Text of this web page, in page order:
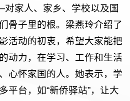
家人、家乡、学校以及国
骨子里的根。 梁燕玲介绍了
活动的初衷，希望大家能把
动力，在学习、工作和生活
心怀家国的人。她表示，学
平台，如“新侨驿站”，让大